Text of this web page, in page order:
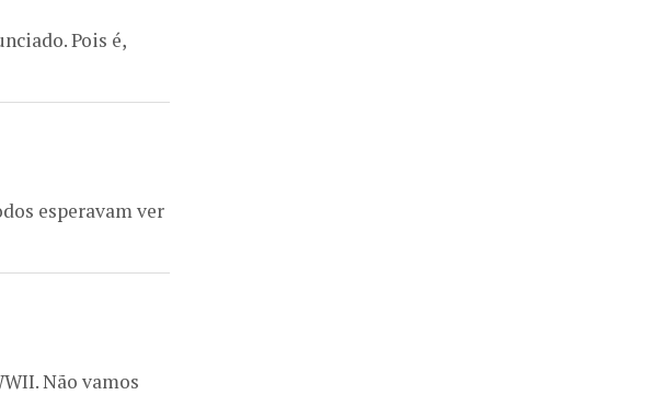
Pois é,
esperavam ver
Não vamos